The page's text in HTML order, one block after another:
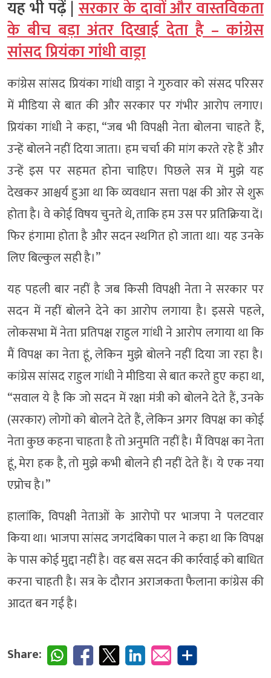
यह भी पढ़ें |सरकार के दावों और वास्तविकता
के बीच बड़ा अंतर दिखाई देता है – कांग्रेस
सांसद प्रियंका गांधी वाड्रा
कांग्रेस सांसद प्रियंका गांधी वाड्रा ने गुरुवार को संसद परिसर
में मीडिया से बात की और सरकार पर गंभीर आरोप लगाए।
प्रियंका गांधी ने कहा, “जब भी विपक्षी नेता बोलना चाहते हैं,
उन्हें बोलने नहीं दिया जाता। हम चर्चा की मांग करते रहे हैं और
उन्हें इस पर सहमत होना चाहिए। पिछले सत्र में मुझे यह
देखकर आश्चर्य हुआ था कि व्यवधान सत्ता पक्ष की ओर से शुरू
होता है। वे कोई विषय चुनते थे, ताकि हम उस पर प्रतिक्रिया दें।
फिर हंगामा होता है और सदन स्थगित हो जाता था। यह उनके
लिए बिल्कुल सही है।”
यह पहली बार नहीं है जब किसी विपक्षी नेता ने सरकार पर
सदन में नहीं बोलने देने का आरोप लगाया है। इससे पहले,
लोकसभा में नेता प्रतिपक्ष राहुल गांधी ने आरोप लगाया था कि
मैं विपक्ष का नेता हूं, लेकिन मुझे बोलने नहीं दिया जा रहा है।
कांग्रेस सांसद राहुल गांधी ने मीडिया से बात करते हुए कहा था,
“सवाल ये है कि जो सदन में रक्षा मंत्री को बोलने देते हैं, उनके
(सरकार) लोगों को बोलने देते हैं, लेकिन अगर विपक्ष का कोई
नेता कुछ कहना चाहता है तो अनुमति नहीं है। मैं विपक्ष का नेता
हूं, मेरा हक है, तो मुझे कभी बोलने ही नहीं देते हैं। ये एक नया
एप्रोच है।”
हालांकि, विपक्षी नेताओं के आरोपों पर भाजपा ने पलटवार
किया था। भाजपा सांसद जगदंबिका पाल ने कहा था कि विपक्ष
के पास कोई मुद्दा नहीं है। वह बस सदन की कार्रवाई को बाधित
करना चाहती है। सत्र के दौरान अराजकता फैलाना कांग्रेस की
आदत बन गई है।
Share: